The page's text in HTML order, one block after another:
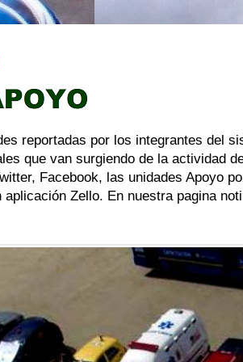
reportadas por los integrantes del
que van surgiendo de la actividad
Facebook, las unidades Apoyo
Zello. En nuestra pagina